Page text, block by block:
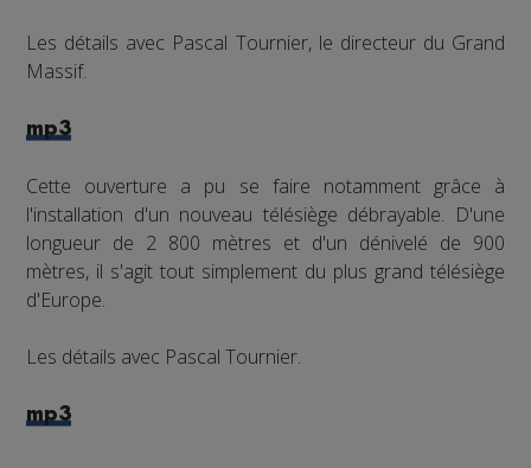
Les détails avec Pascal Tournier, le directeur du Grand
Massif.
mp3
Cette ouverture a pu se faire notamment grâce à
l'installation d'un nouveau télésiège débrayable. D'une
longueur de 2 800 mètres et d'un dénivelé de 900
mètres, il s'agit tout simplement du plus grand télésiège
d'Europe.
Les détails avec Pascal Tournier.
mp3